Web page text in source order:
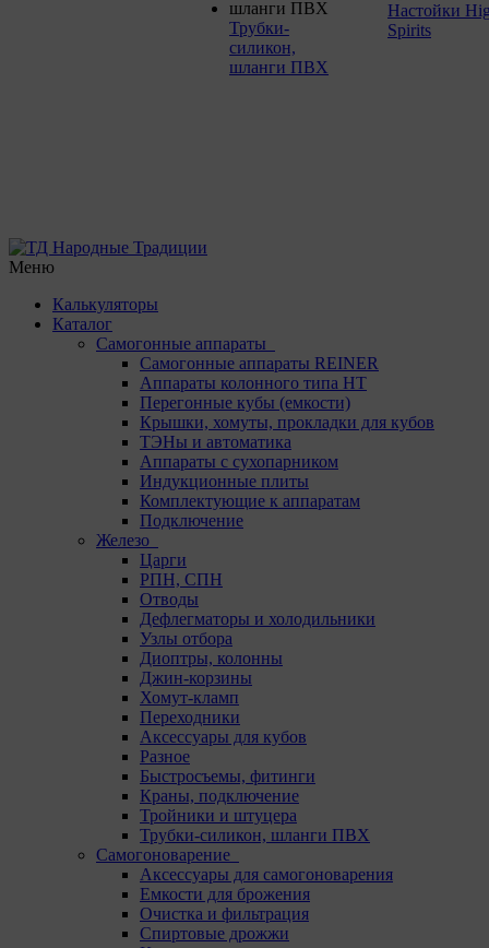
Трубки-
силикон,
шланги ПВХ
Настойки
Spirits
Меню
Калькуляторы
Каталог
Самогонные аппараты
Самогонные аппараты REINER
Аппараты колонного типа НТ
Перегонные кубы (емкости)
Крышки, хомуты, прокладки для кубов
ТЭНы и автоматика
Аппараты с сухопарником
Индукционные плиты
Комплектующие к аппаратам
Подключение
Железо
Царги
РПН, СПН
Отводы
Дефлегматоры и холодильники
Узлы отбора
Диоптры, колонны
Джин-корзины
Хомут-кламп
Переходники
Аксессуары для кубов
Разное
Быстросъемы, фитинги
Краны, подключение
Тройники и штуцера
Трубки-силикон, шланги ПВХ
Самогоноварение
Аксессуары для самогоноварения
Емкости для брожения
Очистка и фильтрация
Спиртовые дрожжи